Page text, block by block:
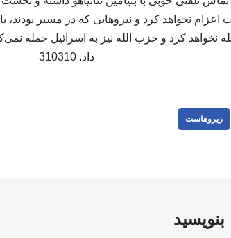
اعزام نخواهد کرد و نیروهایی که در مسیر
نخواهد کرد و حزب‌ الله نیز به اسرائیل حمله
داد. 310310
زیروهاست
بنویسید